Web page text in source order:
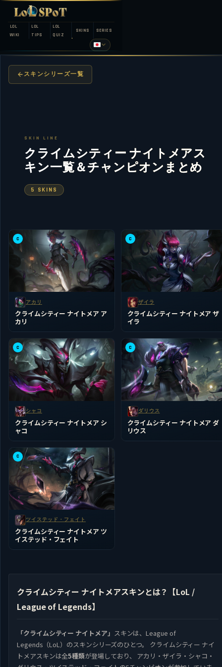
LOL
WIKI
LOL
TIPS
LOL
QUIZ
SKINS SERIES
スキンシリーズ一覧
SKIN LINE
クライムシティー ナイトメアス
キン一覧＆チャンピオンまとめ
5 SKINS
C
アカリ
クライムシティー ナイトメア ア
カリ
C
ザイラ
クライムシティー ナイトメア ザ
イラ
C
シャコ
クライムシティー ナイトメア シ
ャコ
C
ダリウス
クライムシティー ナイトメア ダ
リウス
C
ツイステッド・フェイト
クライムシティー ナイトメア ツ
イステッド・フェイト
クライムシティー ナイトメアスキンとは？【LoL /
League of Legends】
「クライムシティー ナイトメア」 スキンは、League of
Legends（LoL）のスキンシリーズのひとつ。 クライムシティー ナイ
トメアスキンは全5種類が登場しており、 アカリ・ザイラ・シャコ・